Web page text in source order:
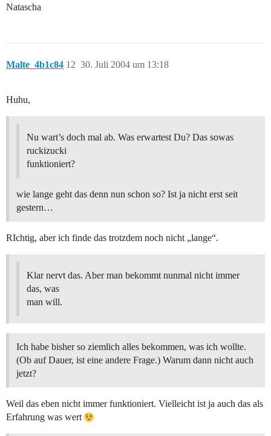
Natascha
Malte_4b1c84 30. Juli 2004 um 13:18
12
Huhu,
Nu wart’s doch mal ab. Was erwartest Du? Das sowas
ruckizucki
funktioniert?
wie lange geht das denn nun schon so? Ist ja nicht erst seit
gestern…
RIchtig, aber ich finde das trotzdem noch nicht „lange“.
Klar nervt das. Aber man bekommt nunmal nicht immer
das, was
man will.
Ich habe bisher so ziemlich alles bekommen, was ich wollte.
(Ob auf Dauer, ist eine andere Frage.) Warum dann nicht auch
jetzt?
Weil das eben nicht immer funktioniert. Vielleicht ist ja auch das als
Erfahrung was wert